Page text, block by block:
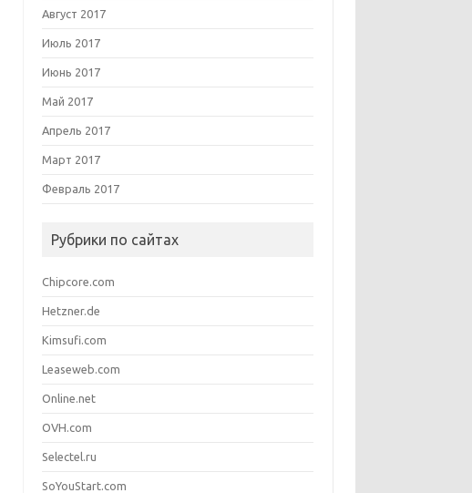
Август 2017
Июль 2017
Июнь 2017
Май 2017
Апрель 2017
Март 2017
Февраль 2017
Рубрики по сайтах
Chipcore.com
Hetzner.de
Kimsufi.com
Leaseweb.com
Online.net
OVH.com
Selectel.ru
SoYouStart.com